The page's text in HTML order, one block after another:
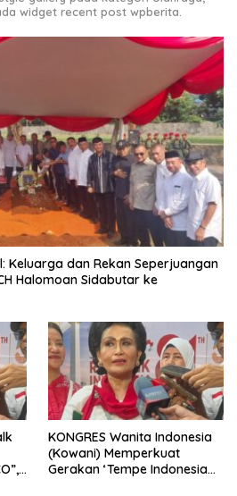
widget recent post wpberita.
Keluarga dan Rekan Seperjuangan
Halomoan Sidabutar ke
KONGRES Wanita Indonesia
(Kowani) Memperkuat
Gerakan ‘Tempe Indonesia